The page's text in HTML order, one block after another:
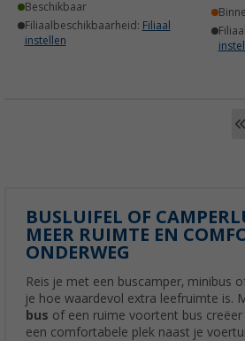
Beschikbaar
Filiaalbeschikbaarheid: Filiaal
instellen
BUSLUIFEL OF
MEER RUIMTE EN
ONDERWEG
Reis je met een buscamper, minibus
je hoe waardevol extra leefruimte is.
bus of een ruime voortent bus
een comfortabele plek naast je